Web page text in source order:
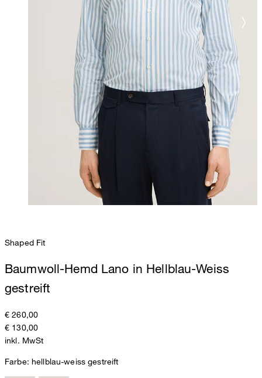
Shaped Fit
Baumwoll-Hemd Lano in Hellblau-Weiss
gestreift
€ 260,00
€ 130,00
inkl. MwSt
Farbe: hellblau-weiss gestreift